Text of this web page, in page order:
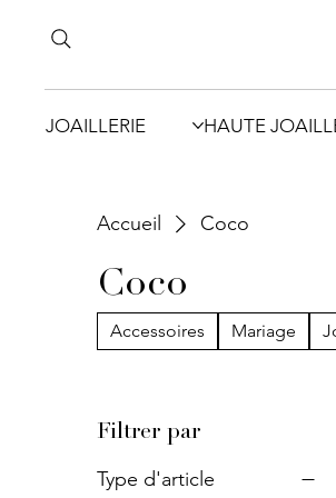
JOAILLERIE HAUTE
Accueil Coco
Coco
Accessoires Mariage
Filtrer par
Type d'article